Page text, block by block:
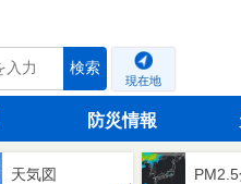
検索
現在地
防災情報
天気図